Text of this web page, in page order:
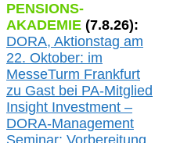
PENSIONS-
AKADEMIE (7.8.26):
DORA, Aktionstag am
22. Oktober: im
MesseTurm Frankfurt
zu Gast bei PA-Mitglied
Insight Investment –
DORA-Management